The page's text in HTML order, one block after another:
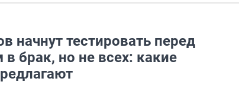
начнут тестировать перед
в брак, но не всех: какие